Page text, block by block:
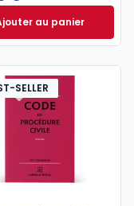
à partir de
au panier
Code de
SELLER